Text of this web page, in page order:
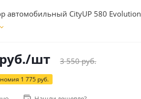
автомобильный CityUP 580 Evolution
руб./шт 3 550руб.
1 775 руб.